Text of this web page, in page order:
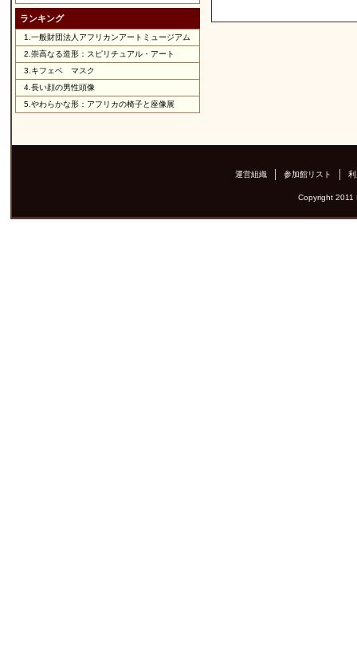
ランキング
1. 一般財団法人アフリカンアートミュージアム
2. 崇高なる造形：スピリチュアル・アート
3. キフェベ マスク
4. 長い顔の男性頭像
5. やわらかな形：アフリカの椅子と座像展
運営組織 参加館リスト
Copyright 2011